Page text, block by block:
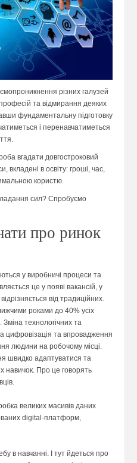
різних галузей
та відмирання деяких
фундаментальну підготовку
і перенавчатиметься
вгадати довгостроковий
в освіту: гроші, час,
користю.
сил? Спробуємо
про ринок
у виробничі процеси та
це у появі вакансій, у
від традиційних.
роками до 40% усіх
технологічних та
цифровізація та впровадження
людини на робочому місці.
швидко адаптуватися та
навичок. Про це говорять
великих масивів даних
digital-платформ,
в навчанні. І тут йдеться про